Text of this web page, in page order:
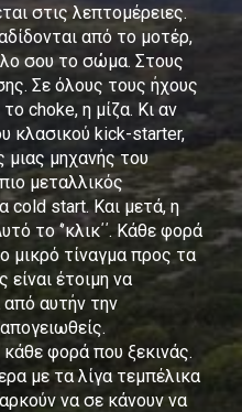
στις λεπτομέρειες.
από το μοτέρ,
σου το σώμα. Στους
Σε όλους τους ήχους
choke, η μίζα. Κι αν
κλασικού kick-starter,
μιας μηχανής του
μεταλλικός
cold start. Και μετά, η
το ‘’κλικ΄΄. Κάθε φορά
μικρό τίναγμα προς τα
έτοιμη να
αυτήν την
φορά που ξεκινάς.
με τα λίγα τεμπέλικα
να σε κάνουν να